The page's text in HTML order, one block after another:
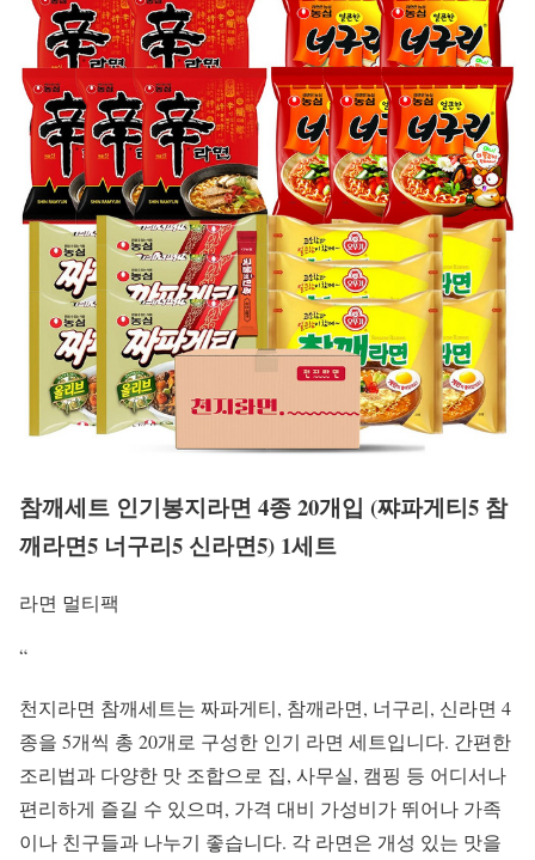
참깨세트 인기봉지라면 4종 20개입 (쨔파게티5 참
깨라면5 너구리5 신라면5) 1세트
라면 멀티팩
“
천지라면 참깨세트는 짜파게티, 참깨라면, 너구리, 신라면 4
종을 5개씩 총 20개로 구성한 인기 라면 세트입니다. 간편한
조리법과 다양한 맛 조합으로 집, 사무실, 캠핑 등 어디서나
편리하게 즐길 수 있으며, 가격 대비 가성비가 뛰어나 가족
이나 친구들과 나누기 좋습니다. 각 라면은 개성 있는 맛을